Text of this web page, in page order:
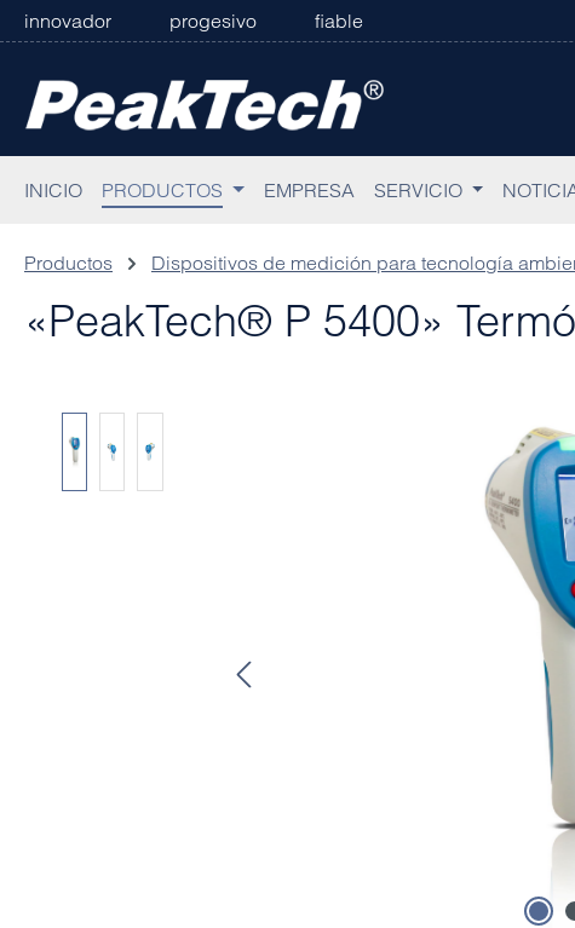
al contenido principal
Saltar a la búsqueda
Saltar a la navegación principal
innovador progesivo fiable
INICIO PRODUCTOS EMPRESA SERVICIO
Productos Dispositivos de medición para tecnología
«PeakTech® P 5400»